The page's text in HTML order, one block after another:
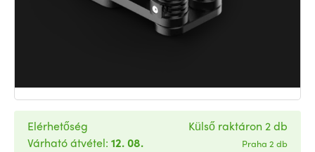
Elérhetőség
Várható átvétel: 12. 08.
Külső raktáron 2 db
Praha 2 db